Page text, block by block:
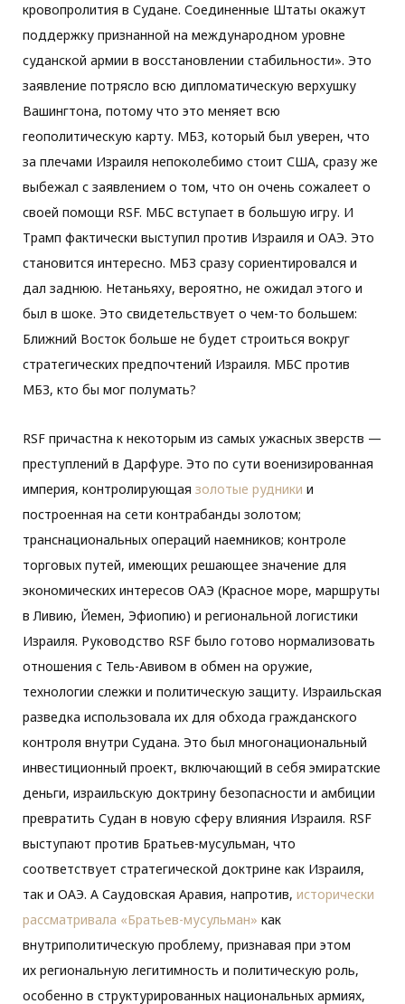
кровопролития в Судане. Соединенные Штаты окажут
поддержку признанной на международном уровне
суданской армии в восстановлении стабильности». Это
заявление потрясло всю дипломатическую верхушку
Вашингтона, потому что это меняет всю
геополитическую карту. МБЗ, который был уверен, что
за плечами Израиля непоколебимо стоит США, сразу же
выбежал с заявлением о том, что он очень сожалеет о
своей помощи RSF. МБС вступает в большую игру. И
Трамп фактически выступил против Израиля и ОАЭ. Это
становится интересно. МБЗ сразу сориентировался и
дал заднюю. Нетаньяху, вероятно, не ожидал этого и
был в шоке. Это свидетельствует о чем-то большем:
Ближний Восток больше не будет строиться вокруг
стратегических предпочтений Израиля. МБС против
МБЗ, кто бы мог полумать?
RSF причастна к некоторым из самых ужасных зверств —
преступлений в Дарфуре. Это по сути военизированная
империя, контролирующая золотые рудники и
построенная на сети контрабанды золотом;
транснациональных операций наемников; контроле
торговых путей, имеющих решающее значение для
экономических интересов ОАЭ (Красное море, маршруты
в Ливию, Йемен, Эфиопию) и региональной логистики
Израиля. Руководство RSF было готово нормализовать
отношения с Тель-Авивом в обмен на оружие,
технологии слежки и политическую защиту. Израильская
разведка использовала их для обхода гражданского
контроля внутри Судана. Это был многонациональный
инвестиционный проект, включающий в себя эмиратские
деньги, израильскую доктрину безопасности и амбиции
превратить Судан в новую сферу влияния Израиля. RSF
выступают против Братьев-мусульман, что
соответствует стратегической доктрине как Израиля,
так и ОАЭ. А Саудовская Аравия, напротив, исторически
рассматривала «Братьев-мусульман» как
внутриполитическую проблему, признавая при этом
их региональную легитимность и политическую роль,
особенно в структурированных национальных армиях,